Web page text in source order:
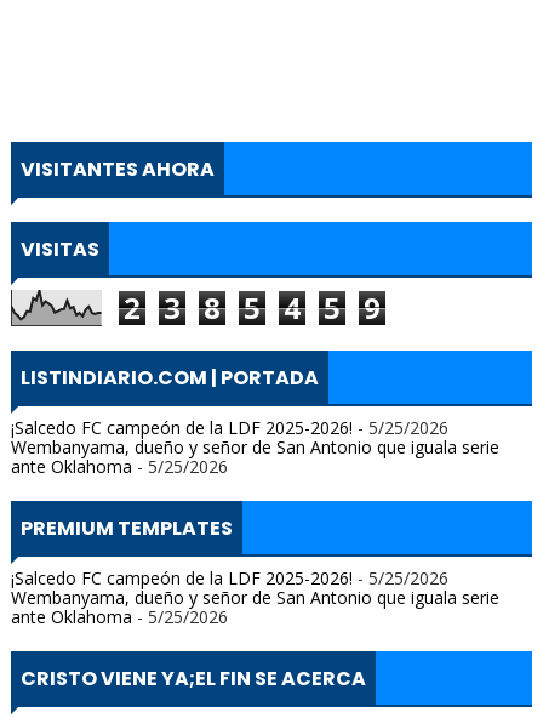
VISITANTES AHORA
VISITAS
2 3 8 5 4 5 9
LISTINDIARIO.COM | PORTADA
¡Salcedo FC campeón de la LDF 2025-2026! - 5/25/2026
Wembanyama, dueño y señor de San Antonio que iguala serie
ante Oklahoma - 5/25/2026
PREMIUM TEMPLATES
¡Salcedo FC campeón de la LDF 2025-2026! - 5/25/2026
Wembanyama, dueño y señor de San Antonio que iguala serie
ante Oklahoma - 5/25/2026
CRISTO VIENE YA;EL FIN SE ACERCA